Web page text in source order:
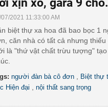
xịn xò, gara 9
07/2021 11:33:00 AM
biệt thự xa hoa đã bao bọc 1
căn nhà có tất cả nhưng
là "thứ vật chất trừu tượng"
người đàn bà cô đơn Biệt thự
Hiện đại
nội thất sang trọng